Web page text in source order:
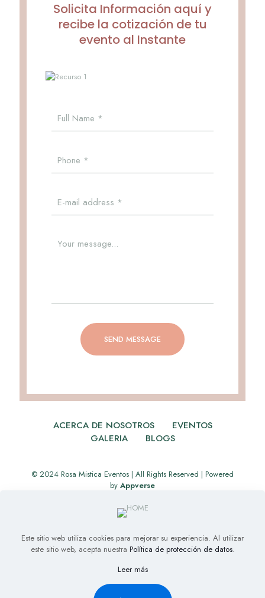
Solicita Información aquí y
recibe la cotización de tu
evento al Instante
ACERCA DE NOSOTROS
EVENTOS
GALERIA
BLOGS
© 2024 Rosa Mistica Eventos | All Rights Reserved | Powered
by Appverse
Este sitio web utiliza cookies para mejorar su experiencia. Al utilizar
este sitio web, acepta nuestra Política de protección de datos.
Leer más